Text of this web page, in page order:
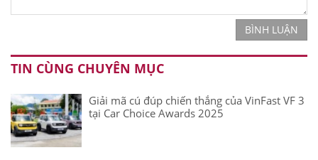
BÌNH LUẬN
TIN CÙNG CHUYÊN MỤC
Giải mã cú đúp chiến thắng của VinFast VF 3
tại Car Choice Awards 2025